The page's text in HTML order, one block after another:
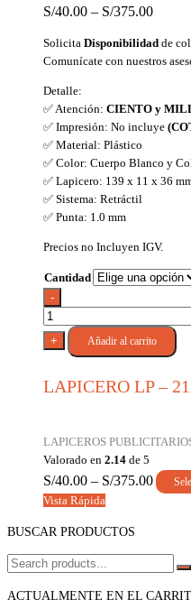
S/40.00 – S/375.00
Solicita Disponibilidad de
Comunícate con nuestros
Detalle:
✅ Atención: CIENTO y
✅ Impresión: No incluye
✅ Material: Plástico
✅ Color: Cuerpo Blanco y
✅ Lapicero: 139 x 11 x 36
✅ Sistema: Retráctil
✅ Punta: 1.0 mm
Precios no Incluyen IGV.
Cantidad
-
LAPICERO
LP
-
cantidad
+ Añadir al carrito
LAPICERO LP –
LAPICEROS
Valorado en 2.14 de 5
S/40.00 – S/375.00
Vista Rápida
BUSCAR PRODUCTOS
ACTUALMENTE EN EL